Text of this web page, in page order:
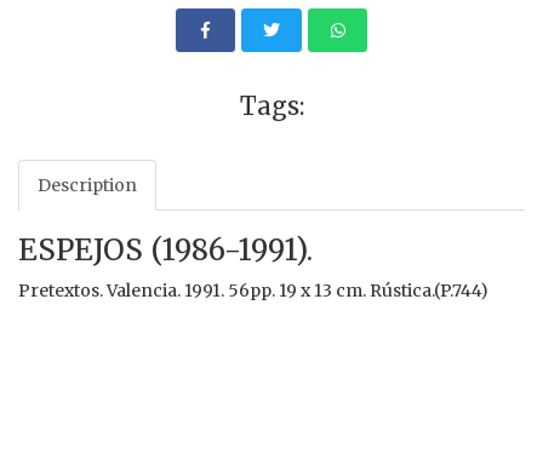
Tags:
Description
ESPEJOS (1986-1991).
Pretextos. Valencia. 1991. 56pp. 19 x 13 cm. Rústica.(P.744)